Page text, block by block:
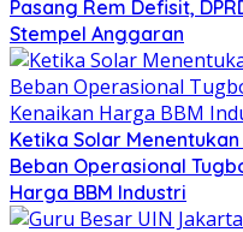
Pasang Rem Defisit,
Stempel Anggaran
Ketika Solar
Beban Operasional
Harga BBM Industri